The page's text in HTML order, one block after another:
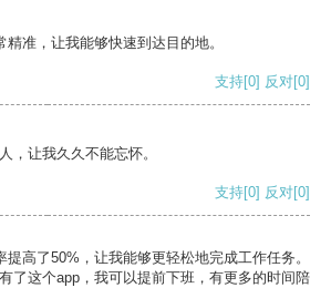
准，让我能够快速到达目的地。
支持[0] 反对[0]
，让我久久不能忘怀。
支持[0] 反对[0]
高了50%，让我能够更轻松地完成工作任务。
了这个app，我可以提前下班，有更多的时间陪